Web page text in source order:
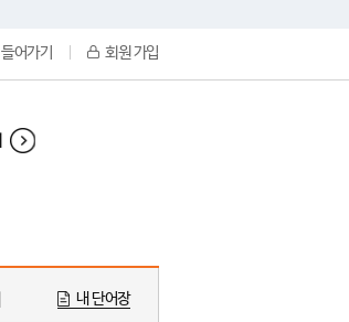
들어가기 회원 가입
내 단어장